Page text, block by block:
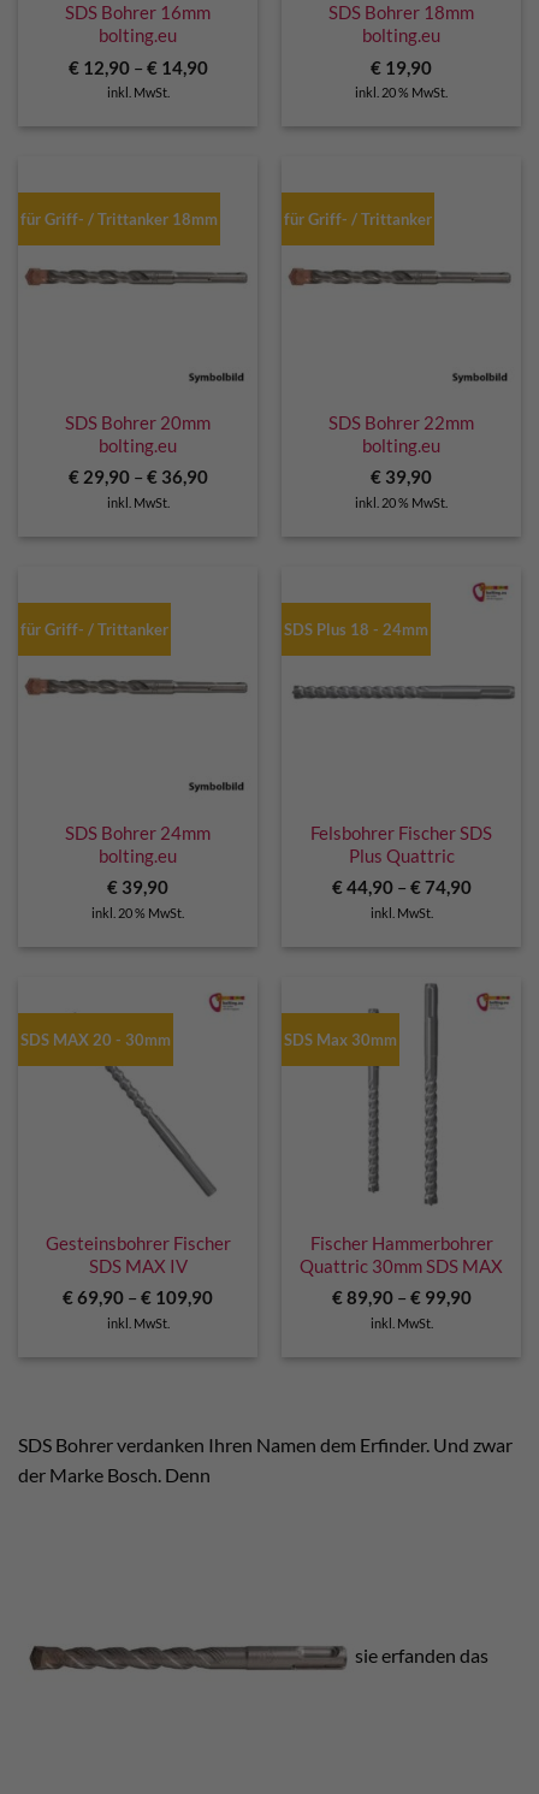
SDS Bohrer 16mm
bolting.eu
€12,90– €14,90
inkl. MwSt.
SDS Bohrer 18mm
bolting.eu
€ 19,90
inkl. 20 % MwSt.
für Griff- / Trittanker 18mm
SDS Bohrer 20mm
bolting.eu
€29,90– €36,90
inkl. MwSt.
für Griff- / Trittanker
SDS Bohrer 22mm
bolting.eu
€ 39,90
inkl. 20 % MwSt.
für Griff- / Trittanker
SDS Bohrer 24mm
bolting.eu
€ 39,90
inkl. 20 % MwSt.
SDS Plus 18 - 24mm
Felsbohrer Fischer SDS
Plus Quattric
€44,90– €74,90
inkl. MwSt.
SDS MAX 20 - 30mm
Gesteinsbohrer Fischer
SDS MAX IV
€69,90 – € 109,90
inkl. MwSt.
SDS Max 30mm
Fischer Hammerbohrer
Quattric 30mm SDS MAX
€89,90– €99,90
inkl. MwSt.
SDS Bohrer verdanken Ihren Namen dem Erfinder. Und zwar
der Marke Bosch. Denn
sie erfanden das